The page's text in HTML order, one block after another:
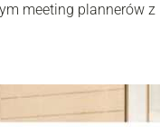
meeting plannerów